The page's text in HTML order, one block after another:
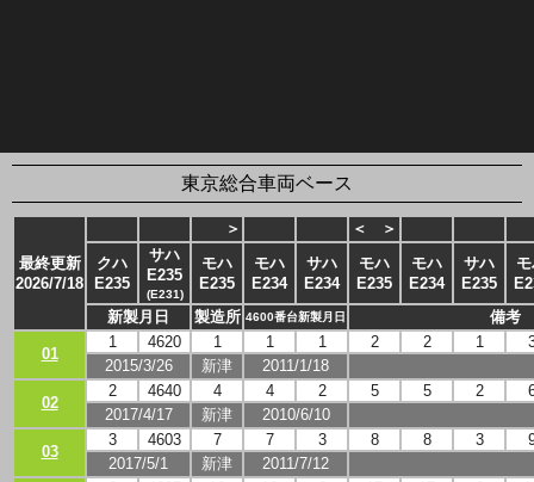
東京総合車両ベース
最終更新
2026/7/18
＞ ＜
＞
クハ
E235
サハ
E235
(E231)
モハ
E235
モハ
E234
サハ
E234
モハ
E235
モハ
E234
サハ
E235
新製月日
製造所 4600番台新製月日 備考
01
1 4620 1 1 1 2 2 1
2015/3/26
新津 2011/1/18
02
2 4640 4 4 2 5 5 2
2017/4/17
新津 2010/6/10
03
3 4603 7 7 3 8 8 3
2017/5/1
新津 2011/7/12